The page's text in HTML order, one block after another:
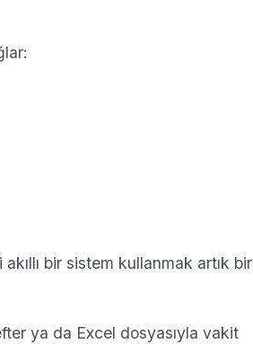
bir sistem kullanmak artık bir
ya da Excel dosyasıyla vakit